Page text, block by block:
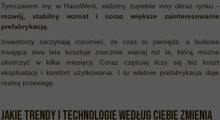
Tymczasem my, w HausWerk, widzimy zupełnie inny obraz rynku -
rozwój, stabilny wzrost i coraz większe zainteresowanie
prefabrykacją.
Inwestorzy zaczynają rozumieć, że czas to pieniądz, a budowa
trwająca dwa lata kosztuje znacznie więcej niż ta, którą można
ukończyć w kilka miesięcy. Coraz częściej liczy się też koszt
eksploatacji i komfort użytkowania. I tu właśnie prefabrykacja daje
realną przewagę.
Jakie trendy i technologie według Ciebie zmienią